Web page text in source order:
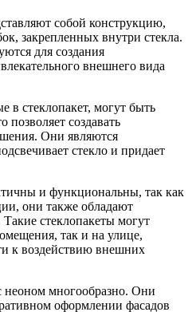
собой конструкцию,
закрепленных внутри стекла.
для создания
внешнего вида
в стеклопакет, могут быть
создавать
Они являются
стекло и придает
и функциональны, так как
они также обладают
стеклопакеты могут
так и на улице,
к воздействию внешних
неоном многообразно. Они
оформлении фасадов